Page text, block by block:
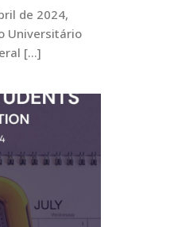
de 2024,
Universitário
[…]